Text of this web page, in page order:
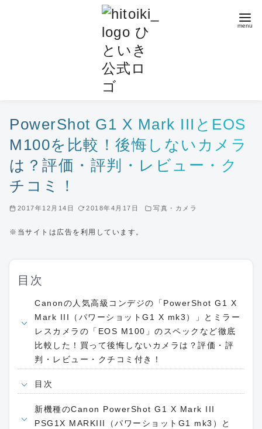
PowerShot G1 X Mark IIIとEOS
M100を比較！後悔しないカメラ
は？評価・評判・レビュー・ク
チコミ！
2017年12月14日 2018年4月17日 写真・カメラ
※当サイトは広告を利用しています。
目次
Canonの人気高級コンデジの「PowerShot G1 X
Mark III（パワーショットG1 X mk3）」とミラー
レスカメラの「EOS M100」のスペックなど徹底
比較した！買って後悔しないカメラは？評価・評
判・レビュー・クチコミ付き！
目次
新機種のCanon PowerShot G1 X Mark III
PSG1X MARKIII（パワーショットG1 mk3）と